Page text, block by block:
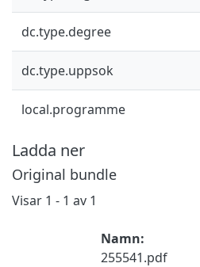
dc.type.degree
dc.type.uppsok
local.programme
Ladda ner
Original bundle
Visar 1 - 1 av 1
Namn:
255541.pdf